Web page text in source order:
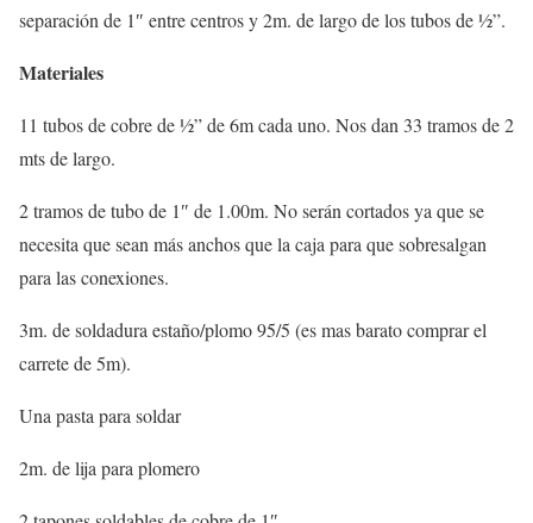
separación de 1″ entre centros y 2m. de largo de los tubos de ½”.
Materiales
11 tubos de cobre de ½” de 6m cada uno. Nos dan 33 tramos de 2
mts de largo.
2 tramos de tubo de 1″ de 1.00m. No serán cortados ya que se
necesita que sean más anchos que la caja para que sobresalgan
para las conexiones.
3m. de soldadura estaño/plomo 95/5 (es mas barato comprar el
carrete de 5m).
Una pasta para soldar
2m. de lija para plomero